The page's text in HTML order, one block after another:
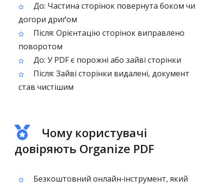
До: Частина сторінок повернута боком чи
догори дриґом
Після: Орієнтацію сторінок виправлено
поворотом
До: У PDF є порожні або зайві сторінки
Після: Зайві сторінки видалені, документ
став чистішим
Чому користувачі
довіряють Organize PDF
Безкоштовний онлайн‑інструмент, який